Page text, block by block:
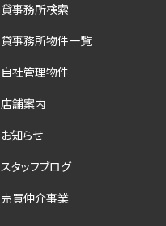
貸事務所検索
貸事務所物件一覧
自社管理物件
店舗案内
お知らせ
スタッフブログ
売買仲介事業